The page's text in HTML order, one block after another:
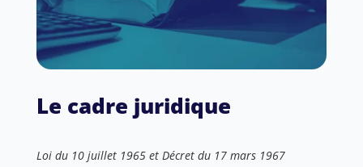
Le cadre juridique
Loi du 10 juillet 1965 et Décret du 17 mars 1967